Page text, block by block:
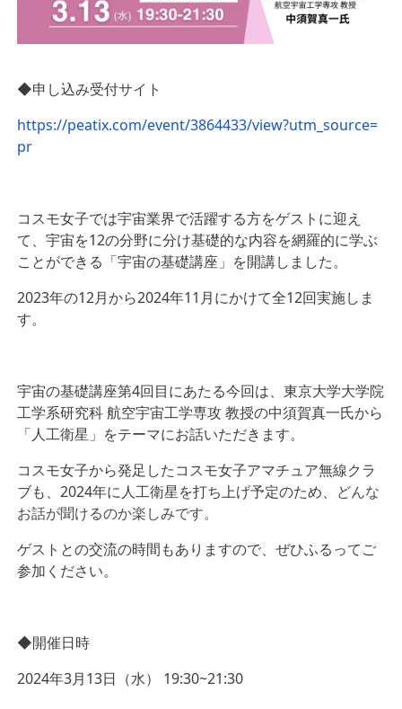
◆申し込み受付サイト
https://peatix.com/event/3864433/view?utm_source=
pr
コスモ女子では宇宙業界で活躍する方をゲストに迎え
て、宇宙を12の分野に分け基礎的な内容を網羅的に学ぶ
ことができる「宇宙の基礎講座」を開講しました。
2023年の12月から2024年11月にかけて全12回実施しま
す。
宇宙の基礎講座第4回目にあたる今回は、 東京大学大学院
工学系研究科 航空宇宙工学専攻 教授の中須賀真一氏から
「人工衛星」をテーマにお話いただきます。
コスモ女子から発足したコスモ女子アマチュア無線クラ
ブも、2024年に人工衛星を打ち上げ予定のため、
どんな
お話が聞けるのか楽しみです。
ゲストとの交流の時間もありますので、ぜひふるってご
参加ください。
◆開催日時
2024年3月13日（水） 19:30~21:30